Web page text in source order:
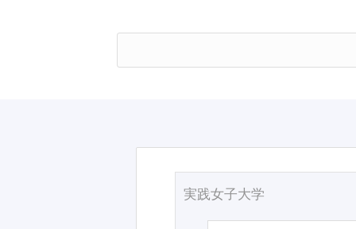
実践女子大学